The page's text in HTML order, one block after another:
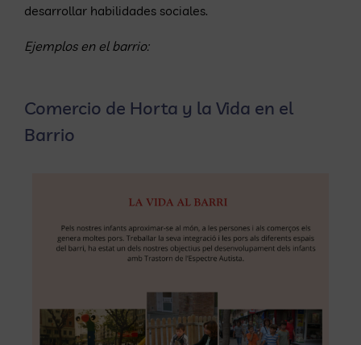
desarrollar habilidades sociales.
Ejemplos en el barrio:
Comercio de Horta y la Vida en el
Barrio